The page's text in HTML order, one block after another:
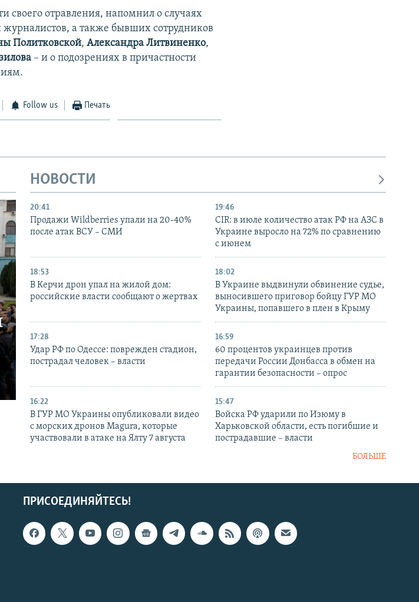
своего отравления, напомнил о случаях
журналистов, а также бывших сотрудников
Политковской,Александра Литвиненко,
– и о подозрениях в причастности
Follow us Печать
НОВОСТИ
20:41
Продажи Wildberries упали на 20-40%
после атак ВСУ – СМИ
19:46
CIR: в июле количество атак РФ на АЗС в
Украине выросло на 72% по сравнению
с июнем
18:53
В Керчи дрон упал на жилой дом:
российские власти сообщают о жертвах
18:02
В Украине выдвинули обвинение судье,
выносившего приговор бойцу ГУР МО
Украины, попавшего в плен в Крыму
17:28
Удар РФ по Одессе: поврежден стадион,
пострадал человек – власти
16:59
60 процентов украинцев против
передачи России Донбасса в обмен на
гарантии безопасности – опрос
16:22
В ГУР МО Украины опубликовали видео
с морских дронов Magura, которые
участвовали в атаке на Ялту 7 августа
15:47
Войска РФ ударили по Изюму в
Харьковской области, есть погибшие и
пострадавшие – власти
БОЛЬШЕ
ПРИСОЕДИНЯЙТЕСЬ!